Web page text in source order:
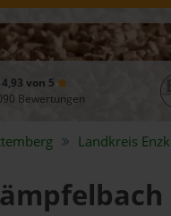
4,93 von 5
Bewertungen
Landkreis